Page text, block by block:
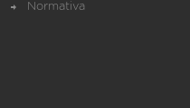
Normativa